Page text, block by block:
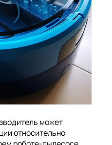
может
относительно